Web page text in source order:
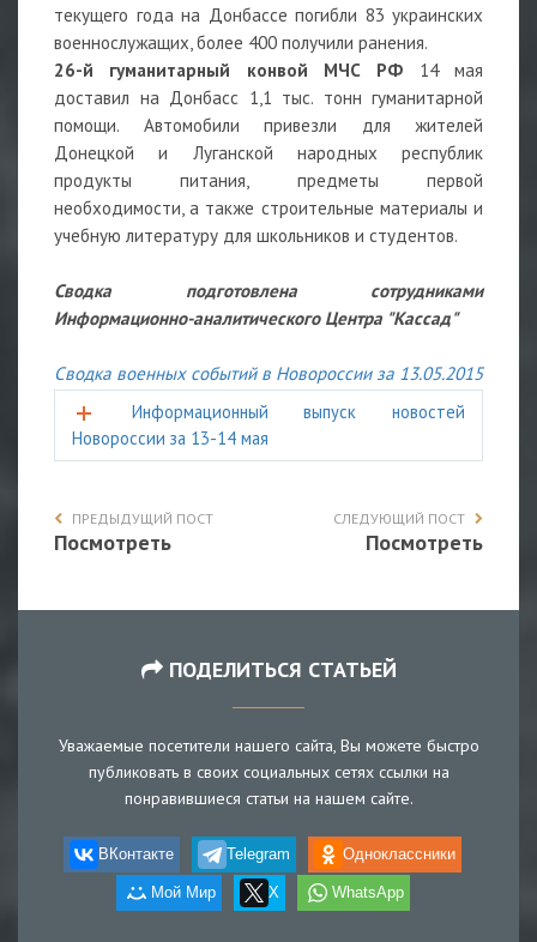
текущего года на Донбассе погибли 83 украинских
военнослужащих, более 400 получили ранения.
26-й гуманитарный конвой МЧС РФ 14 мая
доставил на Донбасс 1,1 тыс. тонн гуманитарной
помощи. Автомобили привезли для жителей
Донецкой и Луганской народных республик
продукты питания, предметы первой
необходимости, а также строительные материалы и
учебную литературу для школьников и студентов.
Сводка подготовлена сотрудниками
Информационно-аналитического Центра "Кассад"
Сводка военных событий в Новороссии за 13.05.2015
Информационный выпуск новостей
Новороcсии за 13-14 мая
ПРЕДЫДУЩИЙ ПОСТ
Посмотреть
СЛЕДУЮЩИЙ ПОСТ
Посмотреть
ПОДЕЛИТЬСЯ СТАТЬЕЙ
Уважаемые посетители нашего сайта, Вы можете быстро
публиковать в своих социальных сетях ссылки на
понравившиеся статьи на нашем сайте.
ВКонтакте Telegram Одноклассники
Мой Мир X WhatsApp